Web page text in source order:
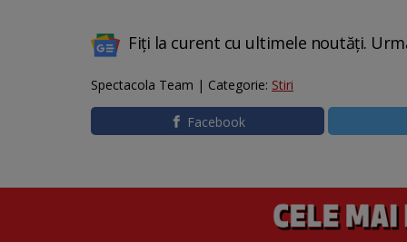
Fiți la curent cu ultimele noutăți.
Spectacola Team | Categorie: Stiri
Facebook